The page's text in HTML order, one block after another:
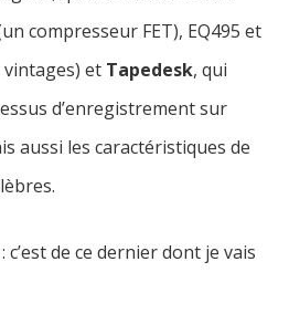
compresseur FET), EQ495 et
vintages) et Tapedesk, qui
d’enregistrement sur
aussi les caractéristiques de
c’est de ce dernier dont je vais